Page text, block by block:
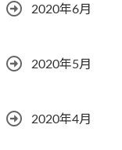
2020年6月
2020年5月
2020年4月